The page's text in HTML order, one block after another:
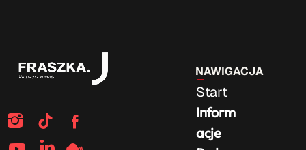
Start
Inform
acje
NAWIGACJA